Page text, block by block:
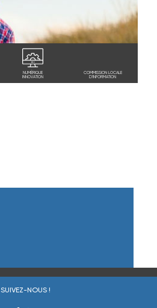
NUMÉRIQUE
INNOVATION
COMMISSION LOCALE
D'INFORMATION
SUIVEZ-NOUS !